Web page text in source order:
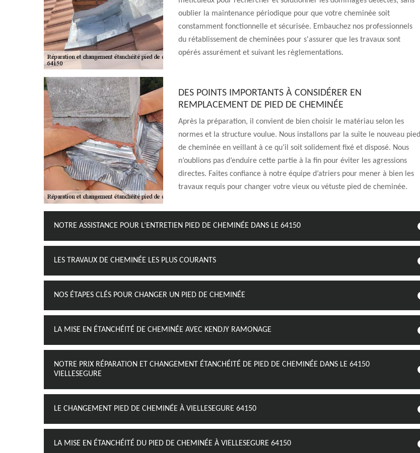
oublier la maintenance périodique pour que votre cheminée soit
constamment fonctionnelle et sécurisée. Embauchez nos professionnels
du rétablissement de cheminées pour s'assurer que les travaux sont
opérés assurément et suivant les règlementations.
DES POINTS IMPORTANTS À CONSIDÉRER EN
REMPLACEMENT DE PIED DE CHEMINÉE
Après la préparation, il convient de bien choisir le matériau selon les
normes et la structure voulue. Nous installons par la suite le nouveau pied
de cheminée en veillant à ce qu’il soit solidement fixé et disposé. Nous
n’oublions pas d’enduire cette partie à la fin pour éviter les agressions
directes. Faites confiance à notre équipe d’atriers pour mener à bien les
travaux requis pour changer votre vieux ou vétuste pied de cheminée.
NOTRE ASSISTANCE POUR L’ENTRETIEN PIED DE CHEMINÉE DANS LE 64150
LES TRAVAUX DE CHEMINÉE LES PLUS COURANTS
NOS ÉTAPES CLÉS POUR CHANGER UN PIED DE CHEMINÉE
LA MISE EN ÉTANCHÉITÉ DE CHEMINÉE AVEC KENDJY RAMONAGE
NOTRE PRIX RÉPARATION ET CHANGEMENT ÉTANCHÉITÉ DE PIED DE CHEMINÉE DANS LE 64150
VIELLESEGURE
LE CHANGEMENT PIED DE CHEMINÉE À VIELLESEGURE 64150
LA MISE EN ÉTANCHÉITÉ DU PIED DE CHEMINÉE À VIELLESEGURE 64150